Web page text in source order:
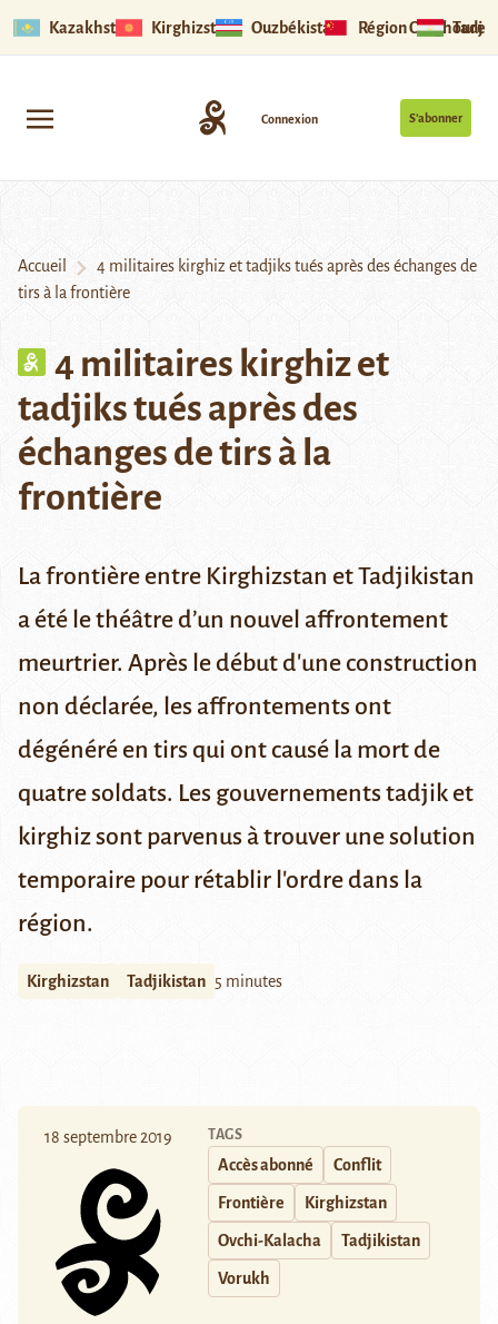
Kazakhstan Kirghizstan Ouzbékistan Région Ouïghoure
S’abonner
Connexion
Accueil
4 militaires kirghiz et tadjiks tués après des échanges de
tirs à la frontière
4 militaires kirghiz et
tadjiks tués après des
échanges de tirs à la
frontière
La frontière entre Kirghizstan et Tadjikistan
a été le théâtre d’un nouvel affrontement
meurtrier. Après le début d'une construction
non déclarée, les affrontements ont
dégénéré en tirs qui ont causé la mort de
quatre soldats. Les gouvernements tadjik et
kirghiz sont parvenus à trouver une solution
temporaire pour rétablir l'ordre dans la
région.
Kirghizstan Tadjikistan 5 minutes
18 septembre 2019 TAGS
Accès abonné Conflit
Frontière Kirghizstan
Ovchi-Kalacha Tadjikistan
Vorukh